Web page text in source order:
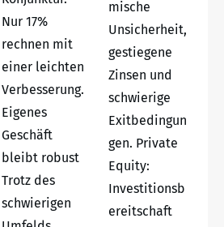
Nur 17%
rechnen mit
einer leichten
Verbesserung.
Eigenes
Geschäft
bleibt robust
Trotz des
schwierigen
mische
Unsicherheit,
gestiegene
Zinsen und
schwierige
Exitbedingun
gen. Private
Equity:
Investitionsb
ereitschaft